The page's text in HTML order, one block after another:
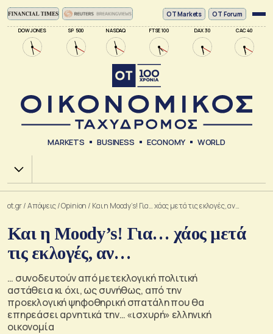
DOW JONES SP 500 NASDAQ FTSE 100 DAX 30 CAC 40
ΟΤ Markets OT Forum
MARKETS BUSINESS ECONOMY WORLD
Χ.Α.
ot.gr/Απόψεις/Opinion / Και η Moody’s! Για… χάος μετά τις εκλογές, αν…
Και η Moody’s! Για… χάος μετά
τις εκλογές, αν…
… συνοδευτούν από μετεκλογική πολιτική
αστάθεια κι όχι, ως συνήθως, από την
προεκλογική ψηφοθηρική σπατάλη που θα
επηρεάσει αρνητικά την… «ισχυρή» ελληνική
οικονομία